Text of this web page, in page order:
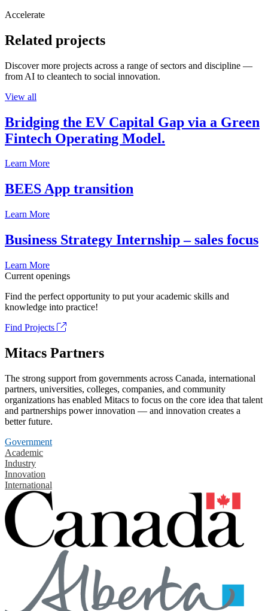
Accelerate
Related projects
Discover more projects across a range of sectors and discipline —
from AI to cleantech to social innovation.
View all
Bridging the EV Capital Gap via a Green
Fintech Operating Model.
Learn More
BEES App transition
Learn More
Business Strategy Internship – sales focus
Learn More
Current openings
Find the perfect opportunity to put your academic skills and
knowledge into practice!
Find Projects
Mitacs Partners
The strong support from governments across Canada, international
partners, universities, colleges, companies, and community
organizations has enabled Mitacs to focus on the core idea that talent
and partnerships power innovation — and innovation creates a
better future.
Government
Academic
Industry
Innovation
International